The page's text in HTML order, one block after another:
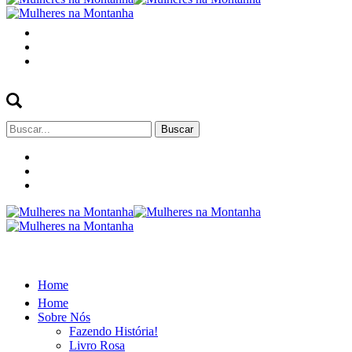
Buscar
por:
Home
Home
Sobre Nós
Fazendo História!
Livro Rosa